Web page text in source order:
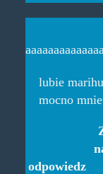
lubie
mocno
odpowiedz